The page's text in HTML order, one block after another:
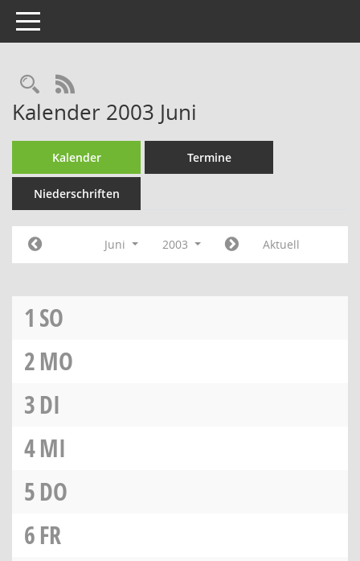
Toggle navigation
Rechercheauswahl
RSS-Feed
Kalender 2003 Juni
Kalender Termine
Niederschriften
Juni 2003 Aktuell
1 SO
2MO
3DI
4MI
5DO
6FR